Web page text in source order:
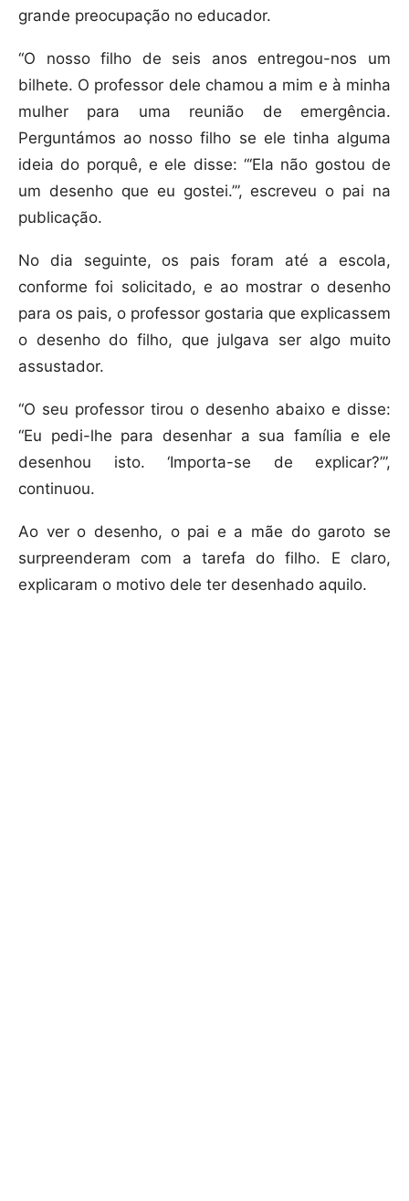
grande preocupação no educador.
“O nosso filho de seis anos entregou-nos um
bilhete. O professor dele chamou a mim e à minha
mulher para uma reunião de emergência.
Perguntámos ao nosso filho se ele tinha alguma
ideia do porquê, e ele disse: “‘Ela não gostou de
um desenho que eu gostei.’”, escreveu o pai na
publicação.
No dia seguinte, os pais foram até a escola,
conforme foi solicitado, e ao mostrar o desenho
para os pais, o professor gostaria que explicassem
o desenho do filho, que julgava ser algo muito
assustador.
“O seu professor tirou o desenho abaixo e disse:
“Eu pedi-lhe para desenhar a sua família e ele
desenhou isto. ‘Importa-se de explicar?’”,
continuou.
Ao ver o desenho, o pai e a mãe do garoto se
surpreenderam com a tarefa do filho. E claro,
explicaram o motivo dele ter desenhado aquilo.